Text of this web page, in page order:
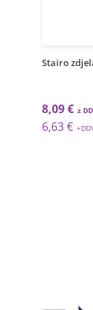
Venice
71,14 €
58,31 €